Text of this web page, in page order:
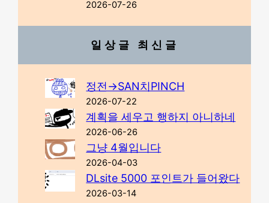
2026-07-26
일상글 최신글
정전→SAN치PINCH
2026-07-22
계획을 세우고 행하지 아니하네
2026-06-26
그냥 4월입니다
2026-04-03
DLsite 5000 포인트가 들어왔다
2026-03-14